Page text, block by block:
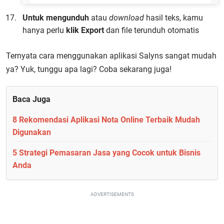
Untuk mengunduh atau download hasil teks, kamu
hanya perlu klik Export dan file terunduh otomatis
Ternyata cara menggunakan aplikasi Salyns sangat mudah
ya? Yuk, tunggu apa lagi? Coba sekarang juga!
Baca Juga
8 Rekomendasi Aplikasi Nota Online Terbaik Mudah
Digunakan
5 Strategi Pemasaran Jasa yang Cocok untuk Bisnis
Anda
ADVERTISEMENTS